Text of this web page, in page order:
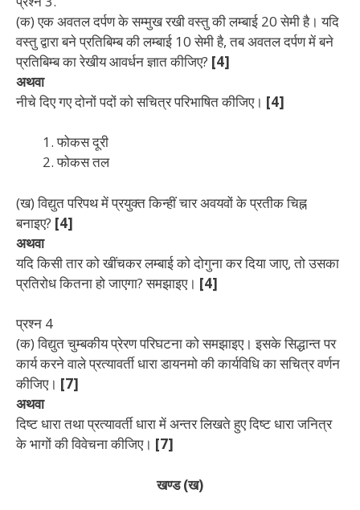
(क) एक अवतल दर्पण के सम्मुख रखी वस्तु की लम्बाई 20 सेमी है। यदि
वस्तु द्वारा बने प्रतिबिम्ब की लम्बाई 10 सेमी है, तब अवतल दर्पण में बने
प्रतिबिम्ब का रेखीय आवर्धन ज्ञात कीजिए? [4]
अथवा
नीचे दिए गए दोनों पदों को सचित्र परिभाषित कीजिए। [4]
फोकस दूरी
फोकस तल
(ख) विद्युत परिपथ में प्रयुक्त किन्हीं चार अवयवों के प्रतीक चिह्न
बनाइए? [4]
अथवा
यदि किसी तार को खींचकर लम्बाई को दोगुना कर दिया जाए, तो उसका
प्रतिरोध कितना हो जाएगा? समझाइए। [4]
प्रश्न 4
(क) विद्युत चुम्बकीय प्रेरण परिघटना को समझाइए। इसके सिद्धान्त पर
कार्य करने वाले प्रत्यावर्ती धारा डायनमो की कार्यविधि का सचित्र वर्णन
कीजिए। [7]
अथवा
दिष्ट धारा तथा प्रत्यावर्ती धारा में अन्तर लिखते हुए दिष्ट धारा जनित्र
के भागों की विवेचना कीजिए। [7]
खण्ड (ख)